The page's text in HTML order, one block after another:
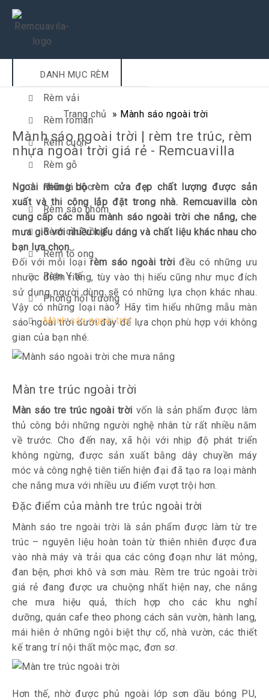
DANH MỤC RÈM
Rèm vải
Rèm roman
Rèm cuốn
Rèm gỗ
Rèm lá dọc
Rèm sáo nhôm
Rèm cầu vồng
Rèm tổ ong
Rèm Y tế
Phông hội trường
Mành sáo ngoài trời
Trang chủ » Mành sáo ngoài trời
Mành sáo ngoài trời | rèm tre trúc, rèm
nhựa ngoài trời giá rẻ - Remcuavilla
Ngoài những bộrèm cửa đẹp chất lượng được sản
xuất và thi công lắp đặt trong nhà. Remcuavilla còn
cung cấp các mẫu mành sáo ngoài trời che nắng, che
mưa gió với nhiều kiểu dáng và chất liệu khác nhau cho
bạn lựa chọn.
Đối với mỗi loạirèm sáo ngoài trời đều có những ưu
nhược điểm riêng, tùy vào thị hiếu cũng như mục đích
sử dụng người dùng sẽ có những lựa chọn khác nhau.
Vậy có những loại nào? Hãy tìm hiểu những mẫu màn
sáo ngoài trời dưới đây để lựa chọn phù hợp với không
gian của bạn nhé.
Màn tre trúc ngoài trời
Màn sáo tre trúc ngoài trời vốn là sản phẩm được làm
thủ công bởi những người nghệ nhân từ rất nhiều năm
về trước. Cho đến nay, xã hội với nhịp độ phát triển
không ngừng, được sản xuất bằng dây chuyền máy
móc và công nghệ tiên tiến hiện đại đã tạo ra loại mành
che nắng mưa với nhiều ưu điểm vượt trội hơn.
Đặc điểm của mành tre trúc ngoài trời
Mành sáo tre ngoài trời là sản phẩm được làm từ tre
trúc – nguyên liệu hoàn toàn từ thiên nhiên được đưa
vào nhà máy và trải qua các công đoạn như lát mỏng,
đan bện, phơi khô và sơn màu. Rèm tre trúc ngoài trời
giá rẻ đang được ưa chuộng nhất hiện nay, che nắng
che mưa hiệu quả, thích hợp cho các khu nghỉ
dưỡng, quán cafe theo phong cách sân vườn, hành lang,
mái hiên ở những ngôi biệt thự cổ, nhà vườn, các thiết
kế trang trí nội thất mộc mạc, đơn sơ.
Hơn thế, nhờ được phủ ngoài lớp sơn dầu bóng PU,